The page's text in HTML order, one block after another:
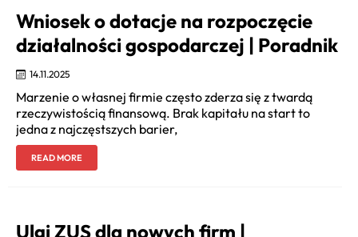
Wniosek o dotacje na rozpoczęcie
działalności gospodarczej | Poradnik
14.11.2025
Marzenie o własnej firmie często zderza się z twardą
rzeczywistością finansową. Brak kapitału na start to
jedna z najczęstszych barier,
READ MORE
Ulgi ZUS dla nowych firm |